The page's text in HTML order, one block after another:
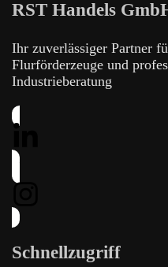
RST Handels
Ihr zuverlässiger Partner
Flurförderzeuge und
Industrieberatung
Schnellzugriff